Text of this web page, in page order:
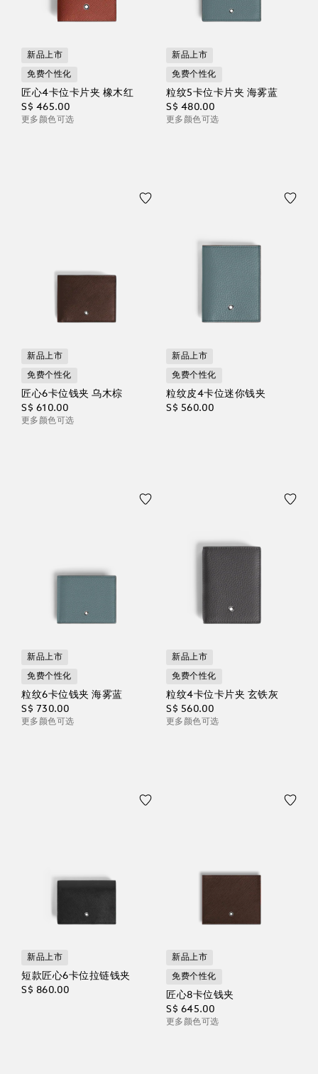
新品上市
免费个性化
匠心4卡位卡片夹 橡木红
S$ 465.00
更多颜色可选
新品上市
免费个性化
粒纹5卡位卡片夹 海雾蓝
S$ 480.00
更多颜色可选
新品上市
免费个性化
匠心6卡位钱夹 乌木棕
S$ 610.00
更多颜色可选
新品上市
免费个性化
粒纹皮4卡位迷你钱夹
S$ 560.00
新品上市
免费个性化
粒纹6卡位钱夹 海雾蓝
S$ 730.00
更多颜色可选
新品上市
免费个性化
粒纹4卡位卡片夹 玄铁灰
S$ 560.00
更多颜色可选
新品上市
短款匠心6卡位拉链钱夹
S$ 860.00
新品上市
免费个性化
匠心8卡位钱夹
S$ 645.00
更多颜色可选